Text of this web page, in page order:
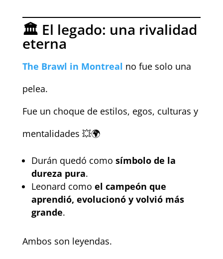
🏛️ El legado: una rivalidad
eterna
The Brawl in Montreal no fue solo una
pelea.
Fue un choque de estilos, egos, culturas y
mentalidades 💥🌍
Durán quedó como símbolo de la
dureza pura.
Leonard como el campeón que
aprendió, evolucionó y volvió más
grande.
Ambos son leyendas.